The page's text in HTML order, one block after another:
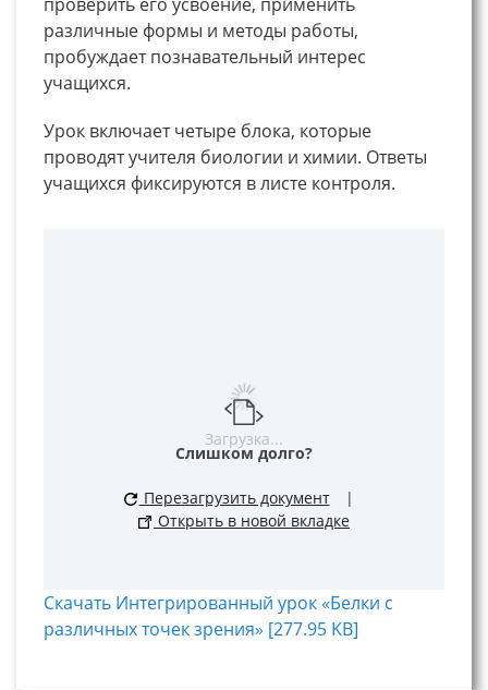
различные формы и методы работы,
пробуждает познавательный интерес
учащихся.
Урок включает четыре блока, которые
проводят учителя биологии и химии. Ответы
учащихся фиксируются в листе контроля.
Загрузка...
Слишком долго?
Перезагрузить документ
|
Открыть в новой вкладке
Скачать Интегрированный урок «Белки с
различных точек зрения» [277.95 KB]